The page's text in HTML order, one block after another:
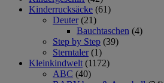
Kinderrucksäcke (61)
Deuter (21)
Bauchtaschen (4)
Step by Step (39)
Sterntaler (1)
Kleinkindwelt (1172)
ABC (40)